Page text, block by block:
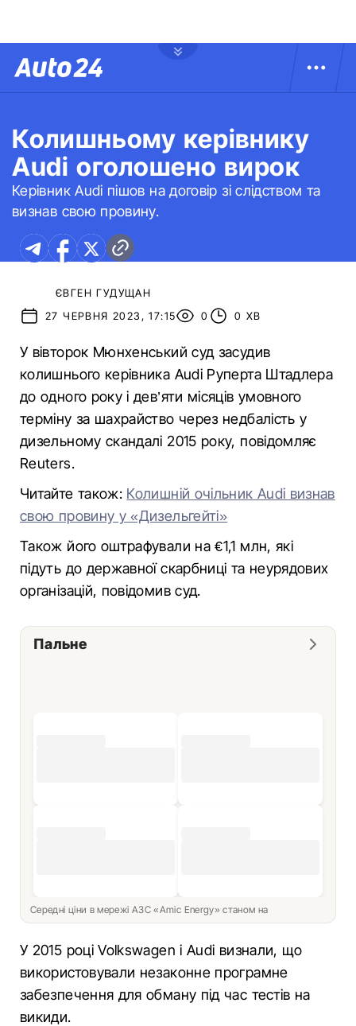
Колишньому керівнику
Audi оголошено вирок
Керівник Audi пішов на договір зі слідством та
визнав свою провину.
ЄВГЕН ГУДУЩАН
27 ЧЕРВНЯ 2023, 17:15
0 0 ХВ
У вівторок Мюнхенський суд засудив
колишнього керівника Audi Руперта Штадлера
до одного року і дев’яти місяців умовного
терміну за шахрайство через недбалість у
дизельному скандалі 2015 року, повідомляє
Reuters.
Читайте також: Колишній очільник Audi визнав
свою провину у «Дизельгейті»
Також його оштрафували на €1,1 млн, які
підуть до державної скарбниці та неурядових
організацій, повідомив суд.
Пальне
Середні ціни в мережі АЗС «Amic Energy» станом на
У 2015 році Volkswagen і Audi визнали, що
використовували незаконне програмне
забезпечення для обману під час тестів на
викиди.